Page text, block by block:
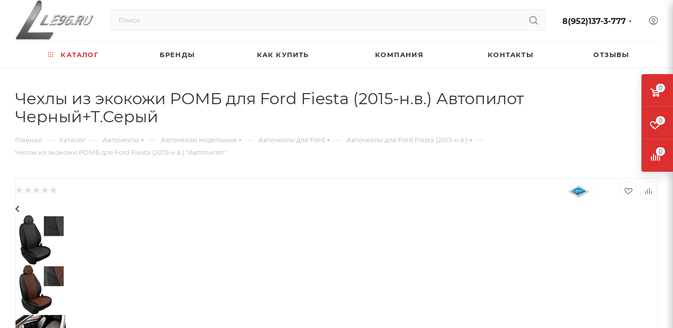
8(952)137-3-777
КАТАЛОГ БРЕНДЫ КАК КУПИТЬ КОМПАНИЯ КОНТАКТЫ ОТЗЫВЫ
Чехлы из экокожи РОМБ для Ford Fiesta (2015-н.в.) Автопилот
Черный+Т.Серый
Главная — Каталог — Авточехлы — Авточехлы модельные — Авточехлы для Ford — Авточехлы для Ford Fiesta (2015-н.в.) —
Чехлы из экокожи РОМБ для Ford Fiesta (2015-н.в.) "Автопилот"
0
0
0